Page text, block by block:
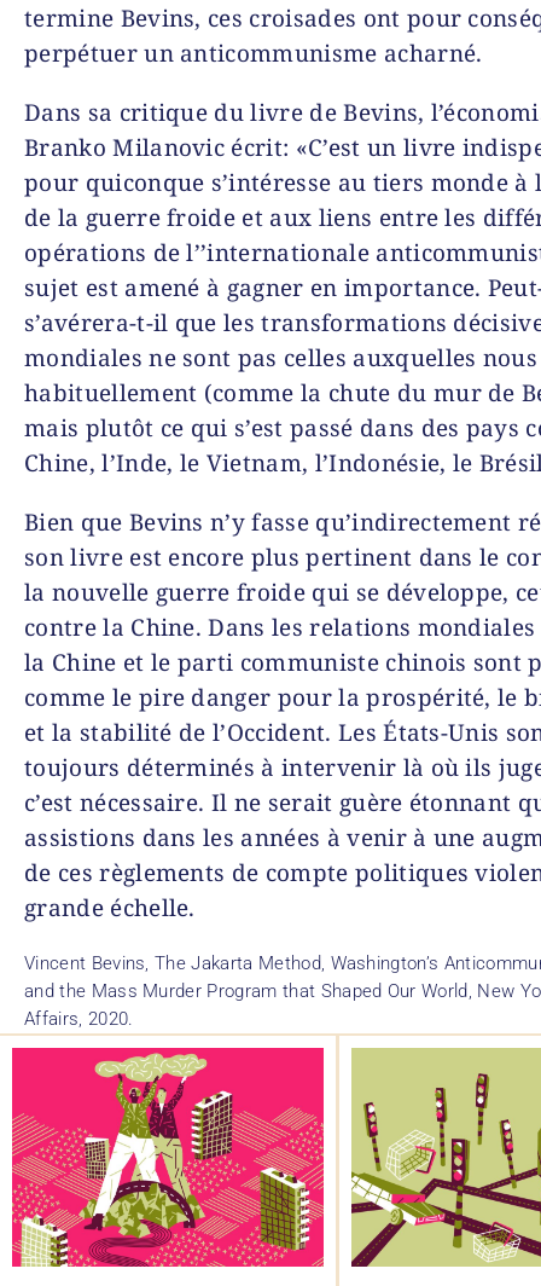
termine Bevins, ces croisades ont pour
perpétuer un anticommunisme acharné.
Dans sa critique du livre de Bevins,
Branko Milanovic écrit: «C’est un livre
pour quiconque s’intéresse au tiers monde à
de la guerre froide et aux liens entre les
opérations de l’’internationale
sujet est amené à gagner en importance.
s’avérera-t-il que les transformations
mondiales ne sont pas celles auxquelles
habituellement (comme la chute du mur de
mais plutôt ce qui s’est passé dans des pays
Chine, l’Inde, le Vietnam, l’Indonésie, le
Bien que Bevins n’y fasse qu’indirectement
son livre est encore plus pertinent dans le
la nouvelle guerre froide qui se développe,
contre la Chine. Dans les relations
la Chine et le parti communiste chinois sont
comme le pire danger pour la prospérité, le
et la stabilité de l’Occident. Les États-Unis
toujours déterminés à intervenir là où ils
c’est nécessaire. Il ne serait guère étonnant
assistions dans les années à venir à une
de ces règlements de compte politiques
grande échelle.
Vincent Bevins,The Jakarta Method, Washington’s
and the Mass Murder Program that Shaped Our World, New
Affairs, 2020.